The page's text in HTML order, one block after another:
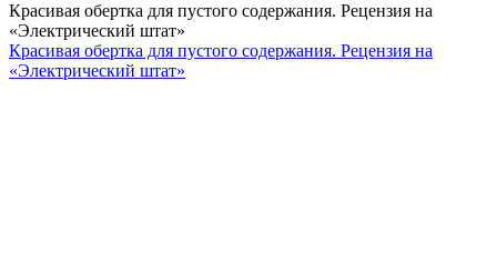
Красивая обертка для пустого содержания. Рецензия на
«Электрический штат»
Красивая обертка для пустого содержания. Рецензия на
«Электрический штат»